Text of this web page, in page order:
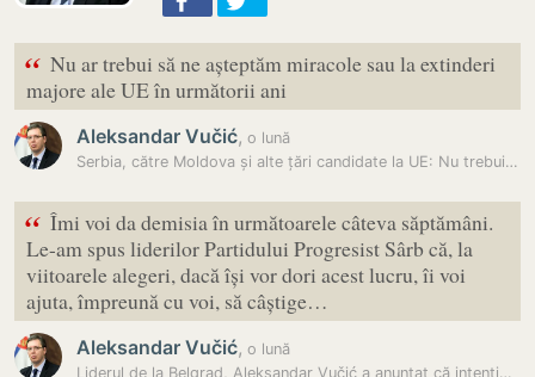
“ Nu ar trebui să ne așteptăm miracole sau la extinderi
majore ale UE în următorii ani
Aleksandar Vučić, o lună
Serbia, către Moldova și alte țări candidate la UE: Nu trebuie să…
“ Îmi voi da demisia în următoarele câteva săptămâni.
Le-am spus liderilor Partidului Progresist Sârb că, la
viitoarele alegeri, dacă își vor dori acest lucru, îi voi
ajuta, împreună cu voi, să câștige…
Aleksandar Vučić, o lună
Liderul de la Belgrad, Aleksandar Vučić a anunțat că intenționează să…